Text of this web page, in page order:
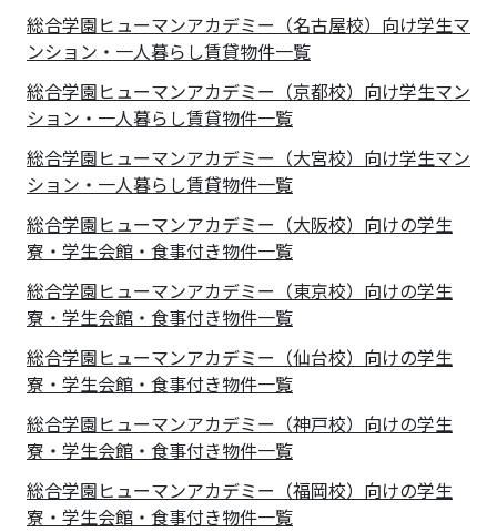
総合学園ヒューマンアカデミー（名古屋校）向け学生マ
ンション・一人暮らし賃貸物件一覧
総合学園ヒューマンアカデミー（京都校）向け学生マン
ション・一人暮らし賃貸物件一覧
総合学園ヒューマンアカデミー（大宮校）向け学生マン
ション・一人暮らし賃貸物件一覧
総合学園ヒューマンアカデミー（大阪校）向けの学生
寮・学生会館・食事付き物件一覧
総合学園ヒューマンアカデミー（東京校）向けの学生
寮・学生会館・食事付き物件一覧
総合学園ヒューマンアカデミー（仙台校）向けの学生
寮・学生会館・食事付き物件一覧
総合学園ヒューマンアカデミー（神戸校）向けの学生
寮・学生会館・食事付き物件一覧
総合学園ヒューマンアカデミー（福岡校）向けの学生
寮・学生会館・食事付き物件一覧